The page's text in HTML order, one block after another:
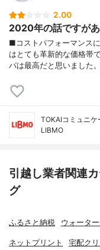
2.00
2020年の話ですが
■コストパフォーマンス
はとても革新的な価格帯
パは最高だと思いました
TOKAIコミュニ
LIBMO
引越し業者関連
グ
ふるさと納税 ウォータ
ネットプリント 宅配ク